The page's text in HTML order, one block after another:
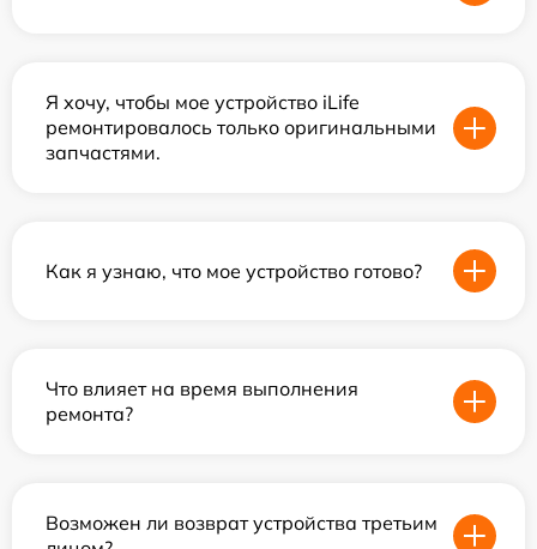
Я хочу, чтобы мое устройство iLife
ремонтировалось только оригинальными
запчастями.
Как я узнаю, что мое устройство готово?
Что влияет на время выполнения
ремонта?
Возможен ли возврат устройства третьим